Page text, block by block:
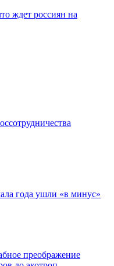
ждет россиян на
года ушли «в минус»
преображение